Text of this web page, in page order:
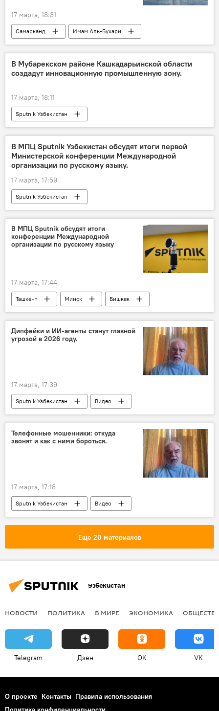
17 марта, 18:31
Самарканд
Имам Аль-Бухари
реконструкция
Туризм
узбекские ученые
музей
Культура
культурное наследие
В Мубарекском районе Кашкадарьинской области
создадут инновационную промышленную зону.
17 марта, 18:11
Sputnik Узбекистан
В МПЦ Sputnik Узбекистан обсудят итоги первой
Министерской конференции Международной
организации по русскому языку.
17 марта, 17:59
Sputnik Узбекистан
В МПЦ Sputnik обсудят итоги
конференции Международной
организации по русскому языку
17 марта, 17:44
Ташкент Минск
Бишкек
Москва
Пресс-центр
видеомост
русский язык
Наука
Конференция
Дипфейки и ИИ-агенты станут главной
угрозой в 2026 году.
17 марта, 17:39
Sputnik Узбекистан Видео
Телефонные мошенники: откуда
звонят и как с ними бороться.
17 марта, 17:18
Sputnik Узбекистан Видео
Еще 20 материалов
Узбекистан
НОВОСТИ ПОЛИТИКА В МИРЕ ЭКОНОМИКА
Telegram Дзен OK VK
О проекте Контакты Правила использования